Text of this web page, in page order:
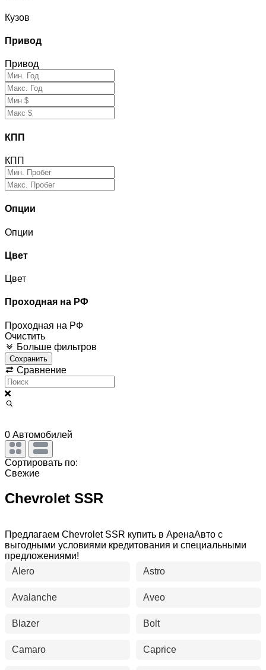
Кузов
Привод
Привод
КПП
КПП
Опции
Опции
Цвет
Цвет
Проходная на РФ
Проходная на РФ
Очистить
Больше фильтров
Сохранить
Сравнение
0 Автомобилей
Сортировать по:
Свежие
Chevrolet SSR
Предлагаем Chevrolet SSR купить в АренаАвто с
выгодными условиями кредитования и специальными
предложениями!
Alero
Astro
Avalanche Aveo
Blazer Bolt
Camaro Caprice